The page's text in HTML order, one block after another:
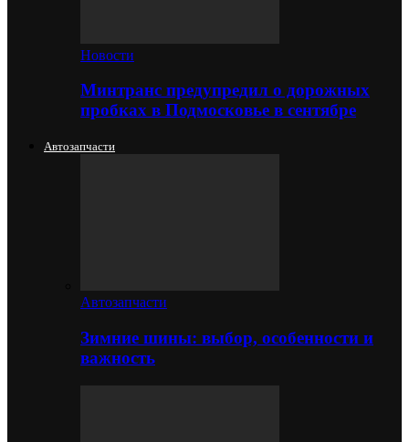
Новости
Минтранс предупредил о дорожных
пробках в Подмосковье в сентябре
Автозапчасти
Автозапчасти
Зимние шины: выбор, особенности и
важность